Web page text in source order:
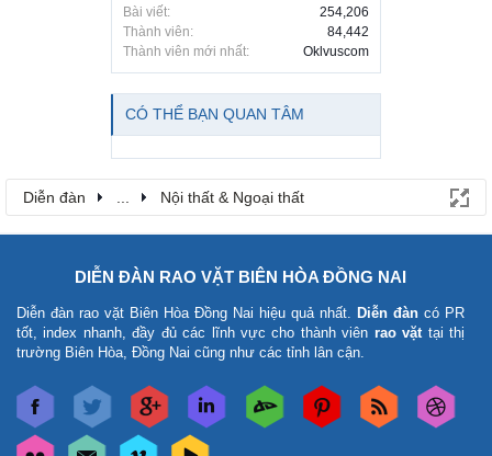
Bài viết:
254,206
Thành viên:
84,442
Thành viên mới nhất:
Oklvuscom
CÓ THỂ BẠN QUAN TÂM
Diễn đàn ... Nội thất & Ngoại thất
DIỄN ĐÀN RAO VẶT BIÊN HÒA ĐỒNG NAI
Diễn đàn rao vặt Biên Hòa Đồng Nai hiệu quả nhất. Diễn đàn có PR
tốt, index nhanh, đầy đủ các lĩnh vực cho thành viên rao vặttại thị
trường Biên Hòa, Đồng Nai cũng như các tỉnh lân cận.